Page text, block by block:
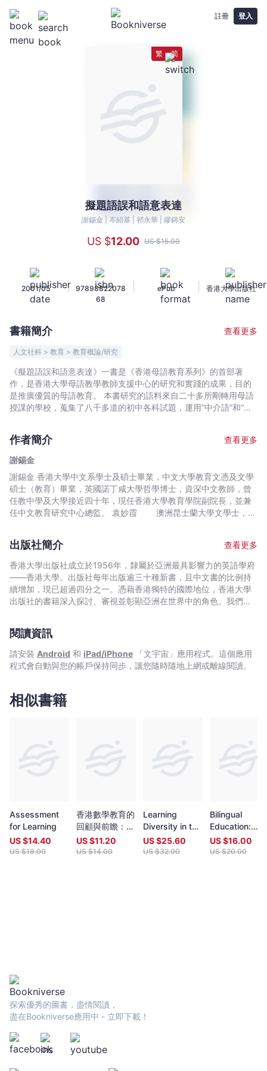
註冊 登入
繁 简
-
謝
金
-
文
宙
Bookniverse
擬題語誤和語意表達
謝錫金 | 岑紹基 | 祁永華 | 繆錦安
US $12.00 US $15.00
2001/05 |
97898822078
68
ePub 香港大學出版社
書籍簡介 查看更多
人文社科 > 教育 > 教育概論/研究
《擬題語誤和語意表達》一書是《香港母語教育系列》的首部著
作，是香港大學母語教學教師支援中心的研究和實踐的成果，目的
是推廣優質的母語教育。 本書研究的語料來自二十多所剛轉用母語
授課的學校，蒐集了八千多道的初中各科試題，運用“中介語”和“轉
因和改善方法，並探究“粵普中介語”和“英中轉換”的語言現象。 本書
研究語料都來自學校，配合嚴謹的研究法，可說學術和實用價值兼
備。 可作為各師資培訓機構提升學員語文水平的參考教材，也可作
為校本培訓和教師閒餘的自學讀本。
作者簡介
查看更多
謝錫金
謝錫金 香港大學中文系學士及碩士畢業，中文大學教育文憑及文學
碩士（教育）畢業，英國諾丁咸大學哲學博士，資深中文教師，曾
任教中學及大學接近四十年，現任香港大學教育學院副院長，並兼
任中文教育研究中心總監。 袁妙霞 澳洲昆士蘭大學文學士，曾
高孩子的閱讀技巧和能力，並為家長和孩子們提供愉快的親子閱讀
經驗。
出版社簡介
查看更多
香港大學出版社成立於1956年，隸屬於亞洲最具影響力的英語學府
——香港大學。出版社每年出版逾三十種新書，且中文書的比例持
續增加，現已超過四分之一。憑藉香港獨特的國際地位，香港大學
出版社的書籍深入探討、審視並彰顯亞洲在世界中的角色。我們在
閱讀資訊
請安裝 Android 和 iPad/iPhone 「文宇宙」應用程式。這個應用
程式會自動與您的帳戶保持同步，讓您隨時隨地上網或離線閱讀。
相似書籍
Assessment
for Learning
US $14.40
US $18.00
香港數學教育的
回顧與前瞻：梁
鑑添博士榮休文
集
US $11.20
US $14.00
Learning
Diversity in the
Chinese
Classroom:
US $25.60
US $32.00
Bilingual
Education:
Southeast
Asian
US $16.00
US $20.00
探索優秀的圖書，盡情閱讀，
盡在Bookniverse應用中 - 立即下載！